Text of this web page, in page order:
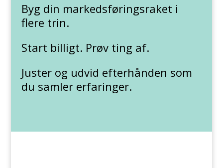
Byg din markedsføringsraket i
flere trin.
Start billigt. Prøv ting af.
Juster og udvid efterhånden som
du samler erfaringer.